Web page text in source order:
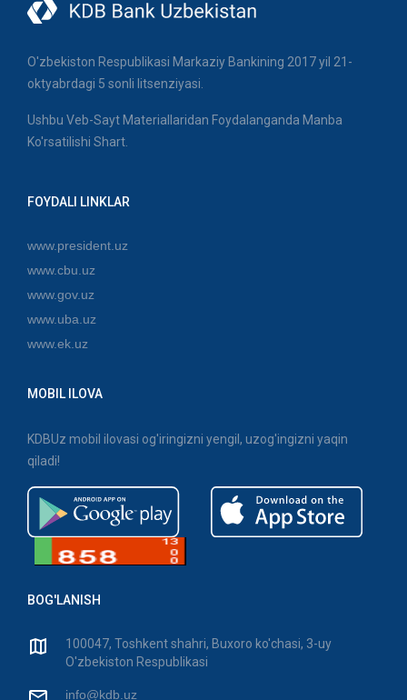
O'zbekiston Respublikasi Markaziy Bankining 2017 yil 21-
oktyabrdagi 5 sonli litsenziyasi.
Ushbu Veb-Sayt Materiallaridan Foydalanganda Manba
Ko'rsatilishi Shart.
FOYDALI LINKLAR
www.president.uz
www.cbu.uz
www.gov.uz
www.uba.uz
www.ek.uz
MOBIL ILOVA
KDBUz mobil ilovasi og'iringizni yengil, uzog'ingizni yaqin
qiladi!
BOG'LANISH
100047, Toshkent shahri, Buxoro ko'chasi, 3-uy
O'zbekiston Respublikasi
info@kdb.uz